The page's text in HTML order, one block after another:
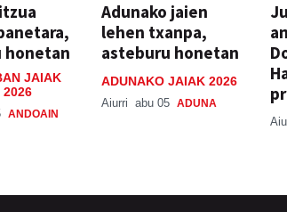
honetan
JAIAK
2026
ANDOAIN
Adunako jaien
lehen txanpa,
asteburu honetan
ADUNAKO JAIAK 2026
Aiurri abu 05 ADUNA